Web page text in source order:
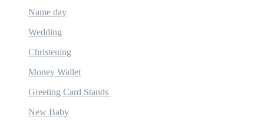
Name day
Wedding
Christening
Money Wallet
Greeting Card Stands
New Baby